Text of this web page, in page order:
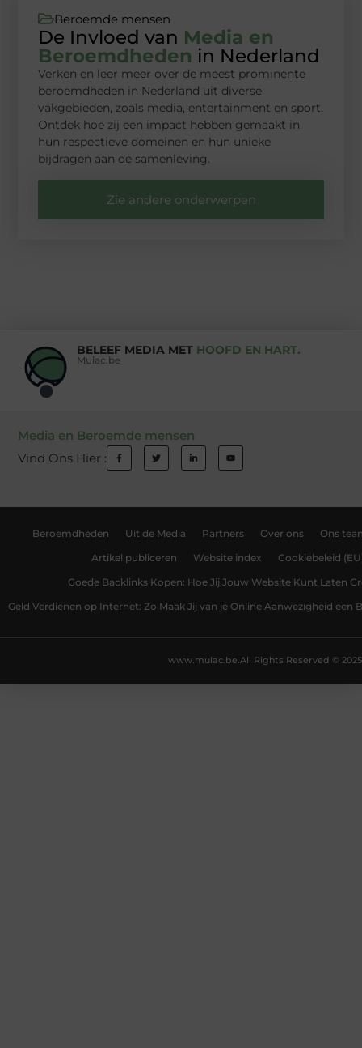
Beroemde mensen
De Invloed van Media en
Beroemdheden in Nederland
Verken en leer meer over de meest prominente
beroemdheden in Nederland uit diverse
vakgebieden, zoals media, entertainment en sport.
Ontdek hoe zij een impact hebben gemaakt in
hun respectieve domeinen en hun unieke
bijdragen aan de samenleving.
Zie andere onderwerpen
BELEEF MEDIA MET HOOFD EN HART.
Mulac.be
Media en Beroemde mensen
Vind Ons Hier :
Beroemdheden Uit de Media Partners Over ons Ons
Artikel publiceren Website index Cookiebeleid
Goede Backlinks Kopen: Hoe Jij Jouw Website Kunt Laten
Geld Verdienen op Internet: Zo Maak Jij van je Online Aanwezigheid een
All Rights Reserved © 2025
www.mulac.be.